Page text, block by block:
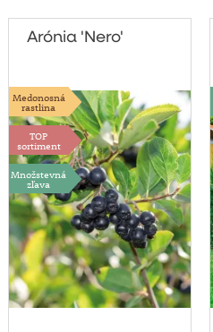
Arónia 'Nero'
Medonosná
rastlina
TOP
sortiment
Množstevná
zľava